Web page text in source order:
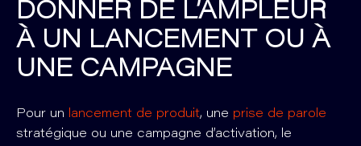
DONNER DE L’AMPLEUR
À UN LANCEMENT OU À
UNE CAMPAGNE
Pour un lancement de produit, une prise de parole
stratégique ou une campagne d’activation, le